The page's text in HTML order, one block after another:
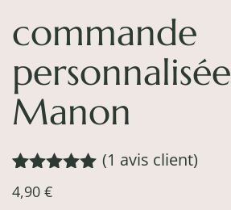
commande
personnalisée
Manon
Noté5.00
sur 5
1
(1 avis client)
4,90 €